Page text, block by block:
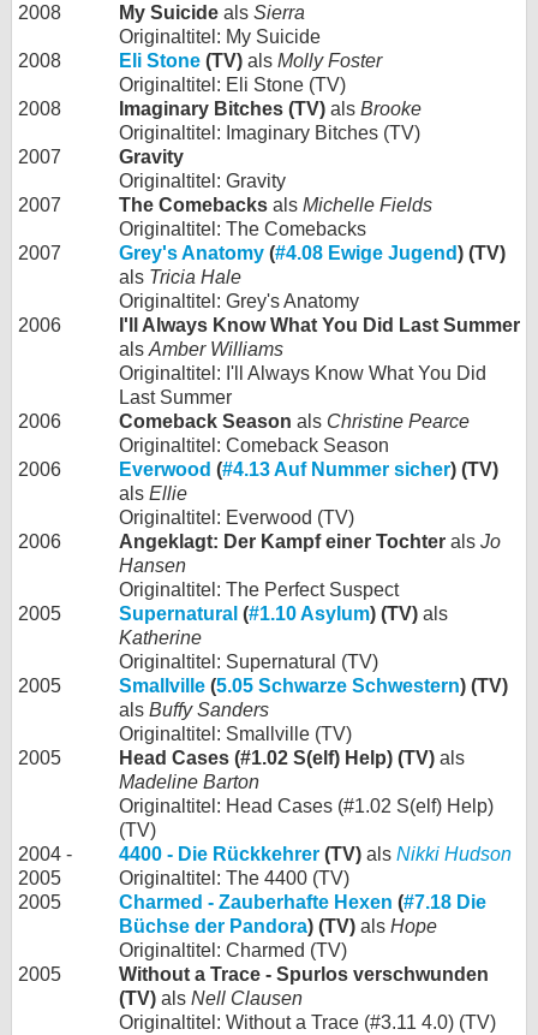
2008 My Suicide als Sierra
Originaltitel: My Suicide
2008
Eli Stone (TV) als Molly Foster
Originaltitel: Eli Stone (TV)
2008
Imaginary Bitches (TV) als Brooke
Originaltitel: Imaginary Bitches (TV)
2007
Gravity
Originaltitel: Gravity
2007
The Comebacks als Michelle Fields
Originaltitel: The Comebacks
2007
Grey's Anatomy (#4.08 Ewige Jugend) (TV)
als Tricia Hale
Originaltitel: Grey's Anatomy
2006
I'll Always Know What You Did Last Summer
als Amber Williams
Originaltitel: I'll Always Know What You Did
Last Summer
2006
Comeback Season als Christine Pearce
Originaltitel: Comeback Season
2006
Everwood (#4.13 Auf Nummer sicher) (TV)
als Ellie
Originaltitel: Everwood (TV)
2006
Angeklagt: Der Kampf einer Tochter als Jo
Hansen
Originaltitel: The Perfect Suspect
2005
Supernatural (#1.10 Asylum) (TV) als
Katherine
Originaltitel: Supernatural (TV)
2005
Smallville (5.05 Schwarze Schwestern) (TV)
als Buffy Sanders
Originaltitel: Smallville (TV)
2005
Head Cases (#1.02 S(elf) Help) (TV) als
Madeline Barton
Originaltitel: Head Cases (#1.02 S(elf) Help)
(TV)
2004 -
2005
4400 - Die Rückkehrer (TV) als Nikki Hudson
Originaltitel: The 4400 (TV)
2005
Charmed - Zauberhafte Hexen (#7.18 Die
Büchse der Pandora) (TV) als Hope
Originaltitel: Charmed (TV)
2005
Without a Trace - Spurlos verschwunden
(TV) als Nell Clausen
Originaltitel: Without a Trace (#3.11 4.0) (TV)